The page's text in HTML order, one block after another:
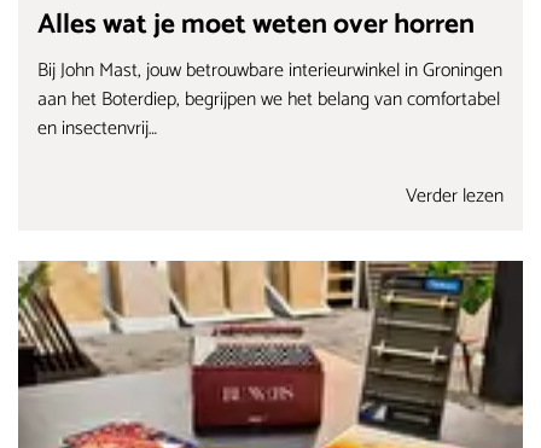
Alles wat je moet weten over horren
Bij John Mast, jouw betrouwbare interieurwinkel in Groningen
aan het Boterdiep, begrijpen we het belang van comfortabel
en insectenvrij…
Verder lezen